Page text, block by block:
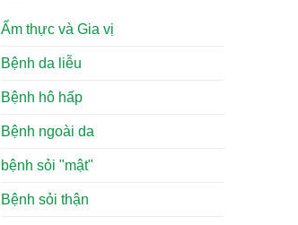
Ẩm thực và Gia vị
Bệnh da liễu
Bệnh hô hấp
Bệnh ngoài da
bệnh sỏi "mật"
Bệnh sỏi thận